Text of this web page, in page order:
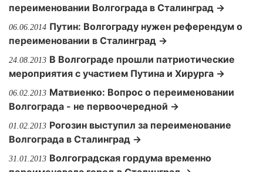
переименовании Волгограда в Сталинград →
06.06.2014 Путин: Волгограду нужен референдум о
переименовании в Сталинград →
24.08.2013 В Волгограде прошли патриотические
мероприятия с участием Путина и Хирурга →
06.02.2013 Матвиенко: Вопрос о переименовании
Волгограда - не первоочередной →
01.02.2013 Рогозин выступил за переименование
Волгограда в Сталинград →
31.01.2013 Волгоградская гордума временно